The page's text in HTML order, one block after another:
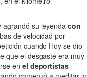
agrandó su leyenda con
de velocidad por
cuando Hoy se dio
que el desgaste era muy
en el deportistas